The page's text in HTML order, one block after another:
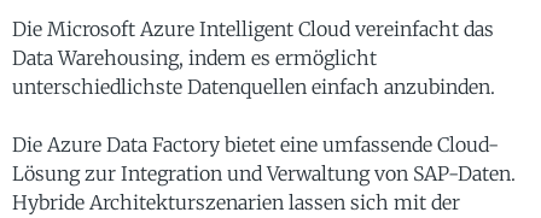
Die Microsoft Azure Intelligent Cloud vereinfacht das
Data Warehousing, indem es ermöglicht
unterschiedlichste Datenquellen einfach anzubinden.
Die Azure Data Factory bietet eine umfassende Cloud-
Lösung zur Integration und Verwaltung von SAP-Daten.
Hybride Architekturszenarien lassen sich mit der